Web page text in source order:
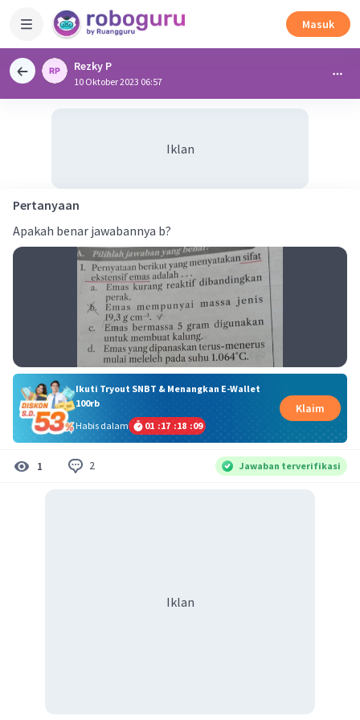
Masuk
Rezky P
10 Oktober 2023 06:57
Iklan
Pertanyaan
Apakah benar jawabannya b?
Ikuti Tryout SNBT & Menangkan E-Wallet
100rb
Habis dalam
01 :17 :18 :08
Klaim
1 2 Jawaban terverifikasi
Iklan